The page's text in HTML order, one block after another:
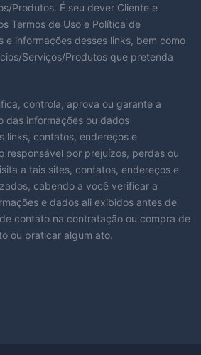
Produtos. É seu dever Cliente e
Termos de Uso e Política de
e informações desses links, bem como
Serviços/Produtos que pretenda
controla, aprova ou garante a
das informações ou dados
links, contatos, endereços e
responsável por prejuízos, perdas ou
a tais sites, contatos, endereços e
cabendo a você verificar a
e dados ali exibidos antes de
contato na contratação ou compra de
ou praticar algum ato.